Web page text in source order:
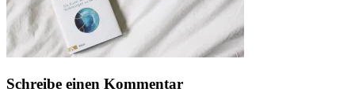
Schreibe einen Kommentar